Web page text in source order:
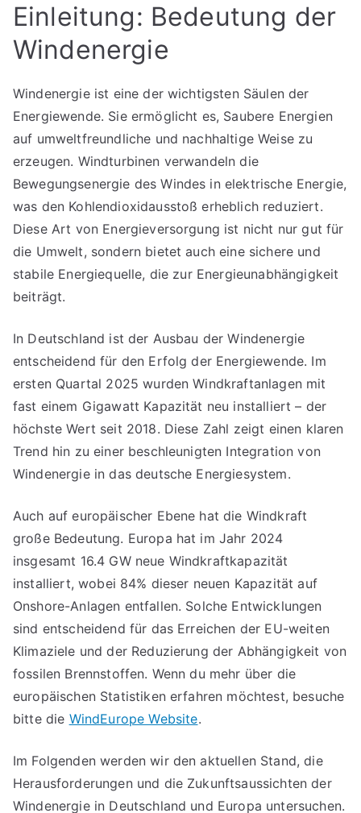
Einleitung: Bedeutung der
Windenergie
Windenergie ist eine der wichtigsten Säulen der
Energiewende. Sie ermöglicht es, Saubere Energien
auf umweltfreundliche und nachhaltige Weise zu
erzeugen. Windturbinen verwandeln die
Bewegungsenergie des Windes in elektrische Energie,
was den Kohlendioxidausstoß erheblich reduziert.
Diese Art von Energieversorgung ist nicht nur gut für
die Umwelt, sondern bietet auch eine sichere und
stabile Energiequelle, die zur Energieunabhängigkeit
beiträgt.
In Deutschland ist der Ausbau der Windenergie
entscheidend für den Erfolg der Energiewende. Im
ersten Quartal 2025 wurden Windkraftanlagen mit
fast einem Gigawatt Kapazität neu installiert – der
höchste Wert seit 2018. Diese Zahl zeigt einen klaren
Trend hin zu einer beschleunigten Integration von
Windenergie in das deutsche Energiesystem.
Auch auf europäischer Ebene hat die Windkraft
große Bedeutung. Europa hat im Jahr 2024
insgesamt 16.4 GW neue Windkraftkapazität
installiert, wobei 84% dieser neuen Kapazität auf
Onshore-Anlagen entfallen. Solche Entwicklungen
sind entscheidend für das Erreichen der EU-weiten
Klimaziele und der Reduzierung der Abhängigkeit von
fossilen Brennstoffen. Wenn du mehr über die
europäischen Statistiken erfahren möchtest, besuche
bitte die WindEurope Website.
Im Folgenden werden wir den aktuellen Stand, die
Herausforderungen und die Zukunftsaussichten der
Windenergie in Deutschland und Europa untersuchen.